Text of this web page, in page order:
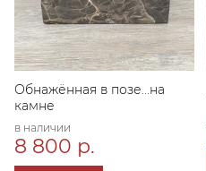
Обнажённая в позе...на
камне
в наличии
8 800 р.